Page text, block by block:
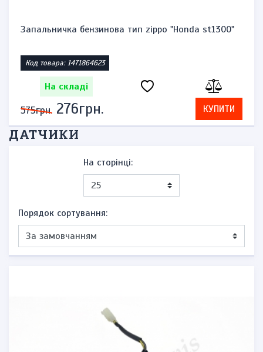
Запальничка бензинова тип zippo "Honda st1300"
Код товара: 1471864623
На складі
575грн. 276грн. КУПИТИ
ДАТЧИКИ
На сторінці:
Порядок сортування: